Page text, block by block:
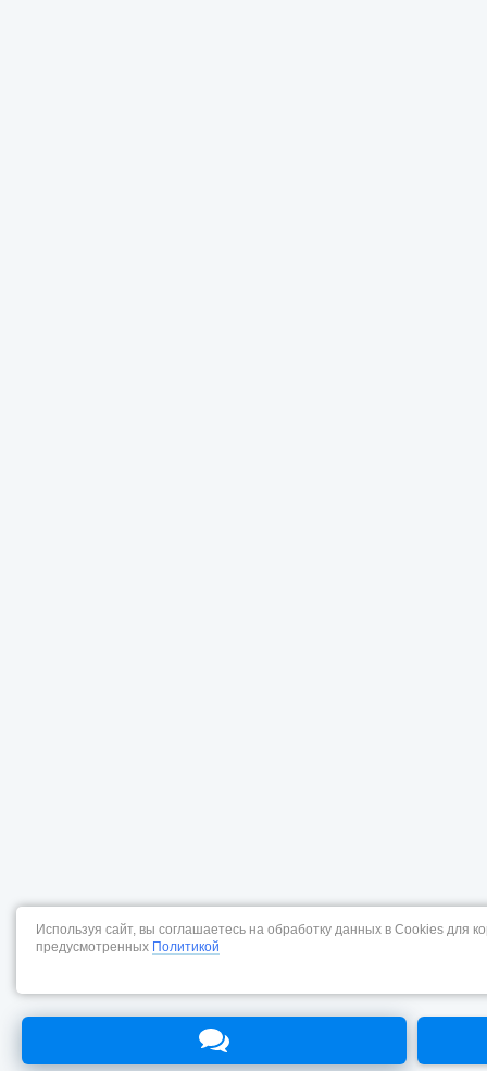
Используя сайт, вы соглашаетесь на обработку данных в Cookies для
предусмотренных Политикой